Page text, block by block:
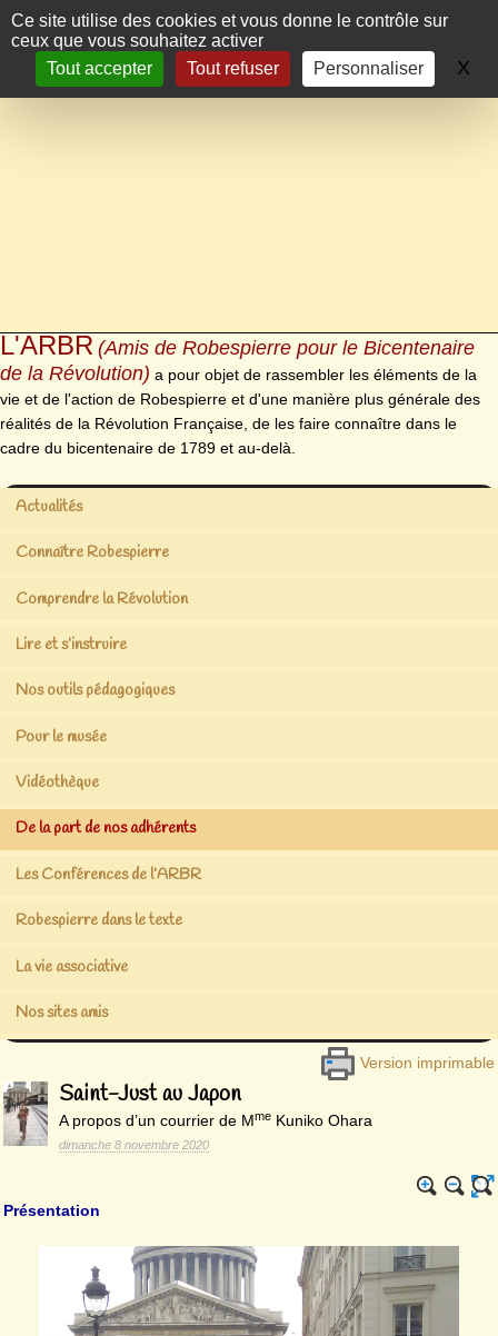
Panneau de gestion des cookies
Ce site utilise des cookies et vous donne le contrôle sur
ceux que vous souhaitez activer
Tout accepter
Tout refuser Personnaliser X
L'ARBR (Amis de Robespierre pour le Bicentenaire
de la Révolution) a pour objet de rassembler les éléments de la
vie et de l'action de Robespierre et d'une manière plus générale des
réalités de la Révolution Française, de les faire connaître dans le
cadre du bicentenaire de 1789 et au-delà.
Actualités
Connaître Robespierre
Comprendre la Révolution
Lire et s’instruire
Nos outils pédagogiques
Pour le musée
Vidéothèque
De la part de nos adhérents
Les Conférences de l’ARBR
Robespierre dans le texte
La vie associative
Nos sites amis
Version imprimable
Saint-Just au Japon
A propos d’un courrier de Mme Kuniko Ohara
dimanche 8 novembre 2020
Présentation